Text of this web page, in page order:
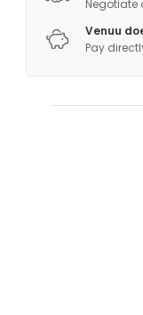
Negotiate
Venuu
Pay